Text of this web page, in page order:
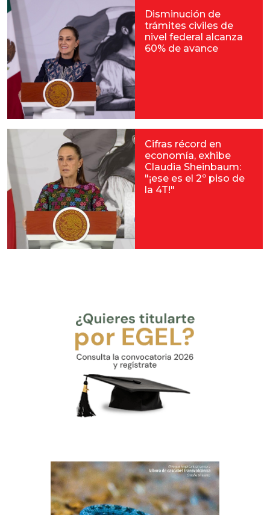
Disminución de
trámites civiles de
nivel federal alcanza
60% de avance
Cifras récord en
economía, exhibe
Claudia Sheinbaum:
"¡ese es el 2º piso de
la 4T!"